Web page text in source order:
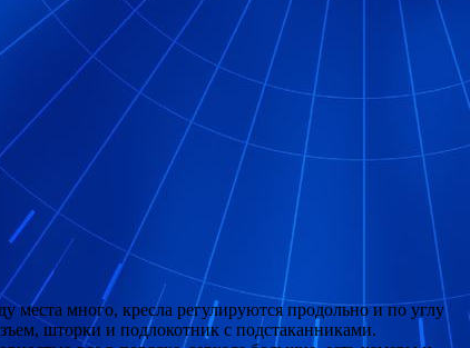
места много, кресла регулируются продольно и по углу
шторки и подлокотник с подстаканниками.